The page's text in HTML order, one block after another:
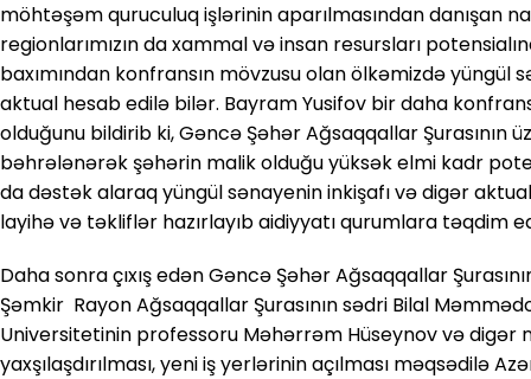
möhtəşəm quruculuq işlərinin aparılmasından danışan
regionlarımızın da xammal və insan resursları
baxımından konfransın mövzusu olan ölkəmizdə yüngül
aktual hesab edilə bilər. Bayram Yusifov bir daha
olduğunu bildirib ki, Gəncə Şəhər Ağsaqqallar Şurasının
bəhrələnərək şəhərin malik olduğu yüksək elmi kadr
da dəstək alaraq yüngül sənayenin inkişafı və digər
layihə və təkliflər hazırlayıb aidiyyatı qurumlara təqdim
Daha sonra çıxış edən Gəncə Şəhər Ağsaqqallar
Şəmkir Rayon Ağsaqqallar Şurasının sədri Bilal
Universitetinin professoru Məhərrəm Hüseynov və digər
yaxşılaşdırılması, yeni iş yerlərinin açılması məqsədilə